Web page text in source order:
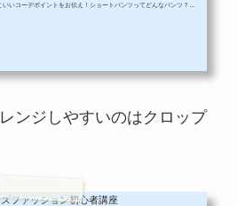
いコーデポイントをお伝え！ショートパンツってどんなパンツ？シ
ンジしやすいのはクロップ
ファッション初心者講座